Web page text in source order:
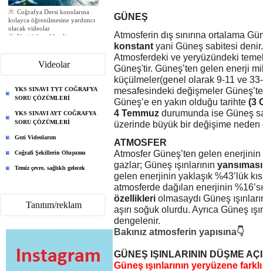
Coğrafya Dersi konularına
kolayca öğrenilmesine yardımcı
olacak videolar
Yeni ödev eklendi
Yeni ödev eklendi
Videolar
YKS SINAVI TYT COĞRAFYA
SORU ÇÖZÜMLERİ
YKS SINAVI AYT COĞRAFYA
SORU ÇÖZÜMLERİ
Gezi Videolarım
Coğrafi Şekillerin Oluşumu
Temiz çevre, sağlıklı gelecek
Tanıtım/reklam
GÜNEŞ
Atmosferin dış sınırına ortalama
konstant yani Güneş sabitesi denir.
Atmosferdeki ve yeryüzündeki temel
Güneş'tir. Güneş’ten gelen enerji
küçülmeler(genel olarak 9-11 ve
mesafesindeki değişmeler
Güneş’e en yakın olduğu tarihte (3
4 Temmuz durumunda ise Güneş
üzerinde büyük bir değişime neden
ATMOSFER
Atmosfer Güneş’ten gelen
gazlar; Güneş ışınlarının
gelen enerjinin yaklaşık %43’lük
atmosferde dağılan enerjinin
özellikleri olmasaydı Güneş
aşırı soğuk olurdu. Ayrıca Güneş
dengelenir.
Bakınız atmosferin yapısına👇
GÜNEŞ IŞINLARININ DÜŞME
Güneş ışınlarının yeryüzene